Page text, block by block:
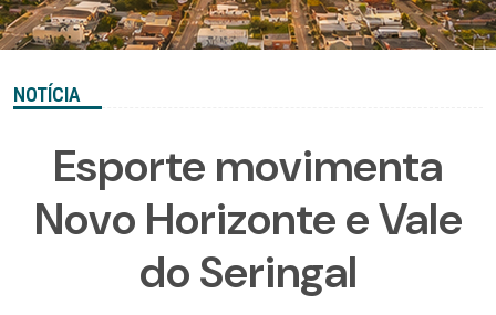
NOTÍCIA
Esporte movimenta
Novo Horizonte e Vale
do Seringal